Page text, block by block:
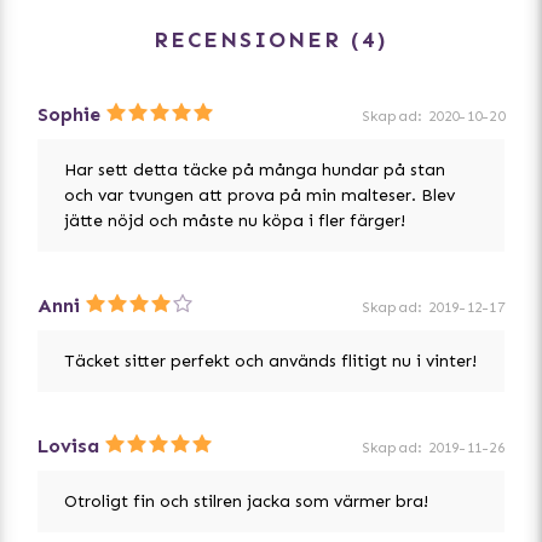
RECENSIONER 4
Sophie Skapad: 2020-10-20
Har sett detta täcke på många hundar på stan
och var tvungen att prova på min malteser. Blev
jätte nöjd och måste nu köpa i fler färger!
Anni Skapad: 2019-12-17
Täcket sitter perfekt och används flitigt nu i vinter!
Lovisa Skapad: 2019-11-26
Otroligt fin och stilren jacka som värmer bra!